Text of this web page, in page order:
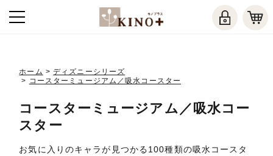
ホーム >ディズニーシリーズ
> コースターミュージアム／吸水コースター
コースターミュージアム／吸水コー
スター
お気に入りのキャラが見つかる100種類の吸水コースタ